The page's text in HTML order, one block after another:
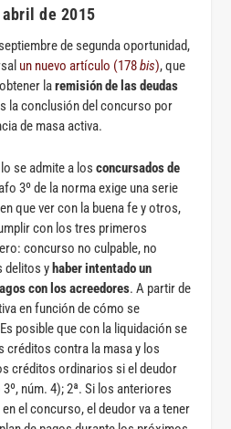
de 2015
de segunda oportunidad,
un nuevo artículo (178bis), que
laremisión de las deudas
la conclusión del concurso por
de masa activa.
se admite a losconcursados de
3º de la norma exige una serie
que ver con la buena fe y otros,
con los tres primeros
concurso no culpable, no
delitos y haber intentado un
con los acreedores. A partir de
en función de cómo se
posible que con la liquidación se
créditos contra la masa y los
créditos ordinarios si el deudor
núm. 4); 2ª. Si los anteriores
el concurso, el deudor va a tener